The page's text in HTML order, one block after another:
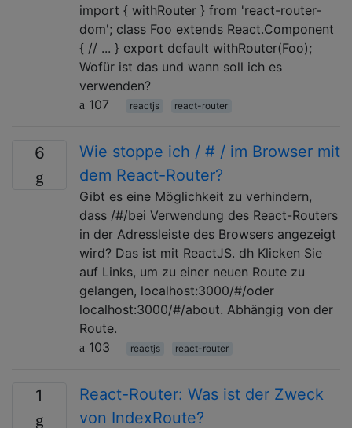
import { withRouter } from 'react-router-
dom'; class Foo extends React.Component
{ // ... } export default withRouter(Foo);
Wofür ist das und wann soll ich es
verwenden?
107
reactjs react-router
6
Wie stoppe ich / # / im Browser mit
dem React-Router?
Gibt es eine Möglichkeit zu verhindern,
dass /#/bei Verwendung des React-Routers
in der Adressleiste des Browsers angezeigt
wird? Das ist mit ReactJS. dh Klicken Sie
auf Links, um zu einer neuen Route zu
gelangen, localhost:3000/#/oder
localhost:3000/#/about. Abhängig von der
Route.
103
reactjs react-router
1
React-Router: Was ist der Zweck
von IndexRoute?